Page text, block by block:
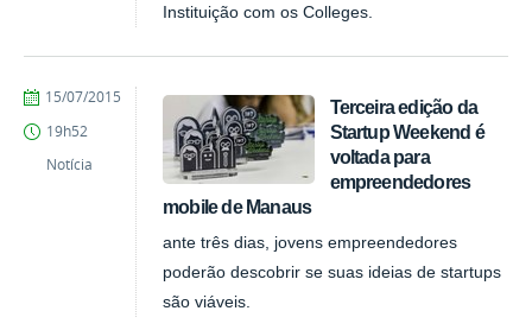
Instituição com os Colleges.
Terceira edição da
Startup Weekend é
voltada para
empreendedores
mobile de Manaus
ante três dias, jovens empreendedores
poderão descobrir se suas ideias de startups
são viáveis.
by
Costa
Published
15/07/2015
19h52
Notícia